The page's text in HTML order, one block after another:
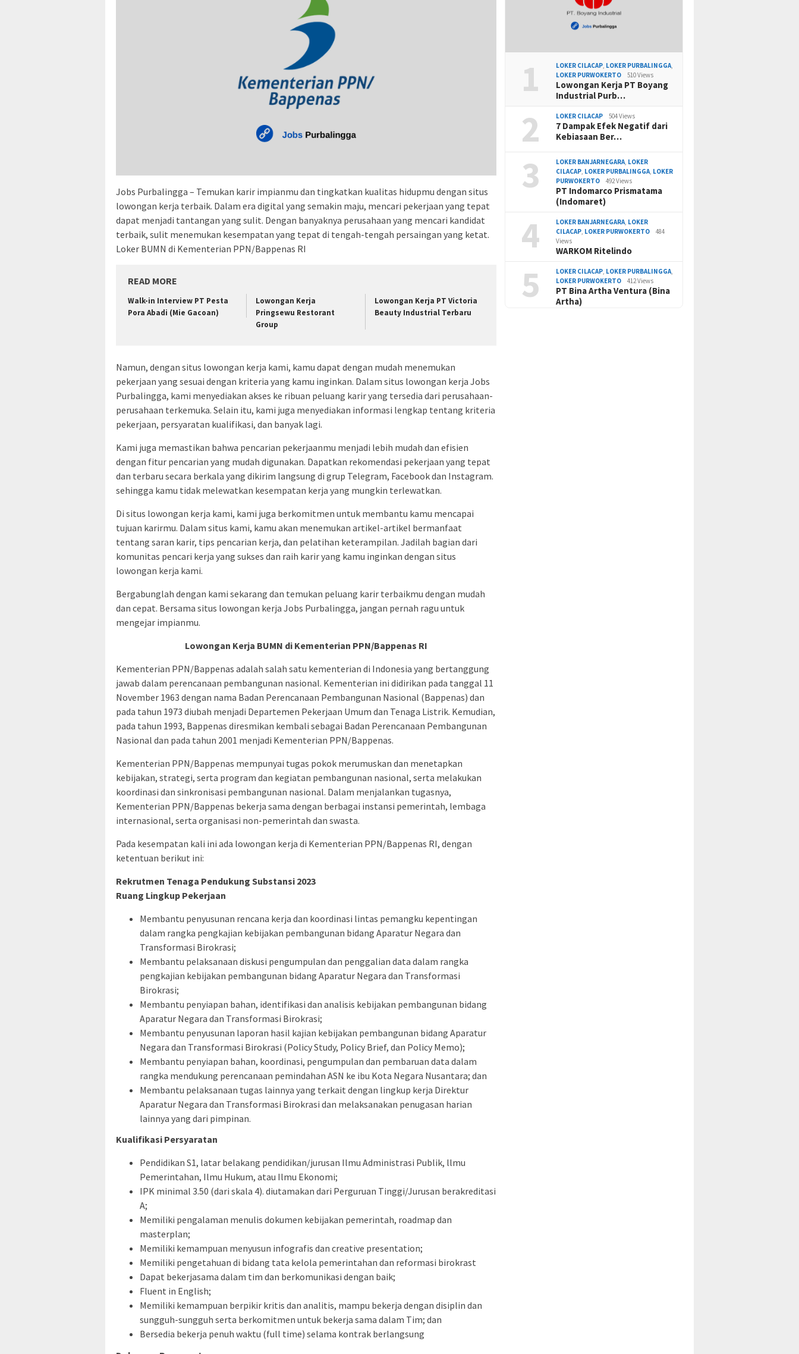
Jobs Purbalingga – Temukan karir impianmu dan tingkatkan kualitas hidupmu dengan situs
lowongan kerja terbaik. Dalam era digital yang semakin maju, mencari pekerjaan yang tepat
dapat menjadi tantangan yang sulit. Dengan banyaknya perusahaan yang mencari kandidat
terbaik, sulit menemukan kesempatan yang tepat di tengah-tengah persaingan yang ketat.
Loker BUMN di Kementerian PPN/Bappenas RI
READ MORE
Walk-in Interview PT Pesta
Pora Abadi (Mie Gacoan)
Lowongan Kerja
Pringsewu Restorant
Group
Lowongan Kerja PT Victoria
Beauty Industrial Terbaru
Namun, dengan situs lowongan kerja kami, kamu dapat dengan mudah menemukan
pekerjaan yang sesuai dengan kriteria yang kamu inginkan. Dalam situs lowongan kerja Jobs
Purbalingga, kami menyediakan akses ke ribuan peluang karir yang tersedia dari perusahaan-
perusahaan terkemuka. Selain itu, kami juga menyediakan informasi lengkap tentang kriteria
pekerjaan, persyaratan kualifikasi, dan banyak lagi.
Kami juga memastikan bahwa pencarian pekerjaanmu menjadi lebih mudah dan efisien
dengan fitur pencarian yang mudah digunakan. Dapatkan rekomendasi pekerjaan yang tepat
dan terbaru secara berkala yang dikirim langsung di grup Telegram, Facebook dan Instagram.
sehingga kamu tidak melewatkan kesempatan kerja yang mungkin terlewatkan.
Di situs lowongan kerja kami, kami juga berkomitmen untuk membantu kamu mencapai
tujuan karirmu. Dalam situs kami, kamu akan menemukan artikel-artikel bermanfaat
tentang saran karir, tips pencarian kerja, dan pelatihan keterampilan. Jadilah bagian dari
komunitas pencari kerja yang sukses dan raih karir yang kamu inginkan dengan situs
lowongan kerja kami.
Bergabunglah dengan kami sekarang dan temukan peluang karir terbaikmu dengan mudah
dan cepat. Bersama situs lowongan kerja Jobs Purbalingga, jangan pernah ragu untuk
mengejar impianmu.
Lowongan Kerja BUMN di Kementerian PPN/Bappenas RI
Kementerian PPN/Bappenas adalah salah satu kementerian di Indonesia yang bertanggung
jawab dalam perencanaan pembangunan nasional. Kementerian ini didirikan pada tanggal 11
November 1963 dengan nama Badan Perencanaan Pembangunan Nasional (Bappenas) dan
pada tahun 1973 diubah menjadi Departemen Pekerjaan Umum dan Tenaga Listrik. Kemudian,
pada tahun 1993, Bappenas diresmikan kembali sebagai Badan Perencanaan Pembangunan
Nasional dan pada tahun 2001 menjadi Kementerian PPN/Bappenas.
Kementerian PPN/Bappenas mempunyai tugas pokok merumuskan dan menetapkan
kebijakan, strategi, serta program dan kegiatan pembangunan nasional, serta melakukan
koordinasi dan sinkronisasi pembangunan nasional. Dalam menjalankan tugasnya,
Kementerian PPN/Bappenas bekerja sama dengan berbagai instansi pemerintah, lembaga
internasional, serta organisasi non-pemerintah dan swasta.
Pada kesempatan kali ini ada lowongan kerja di Kementerian PPN/Bappenas RI, dengan
ketentuan berikut ini:
Rekrutmen Tenaga Pendukung Substansi 2023
Ruang Lingkup Pekerjaan
Membantu penyusunan rencana kerja dan koordinasi lintas pemangku kepentingan
dalam rangka pengkajian kebijakan pembangunan bidang Aparatur Negara dan
Transformasi Birokrasi;
Membantu pelaksanaan diskusi pengumpulan dan penggalian data dalam rangka
pengkajian kebijakan pembangunan bidang Aparatur Negara dan Transformasi
Birokrasi;
Membantu penyiapan bahan, identifikasi dan analisis kebijakan pembangunan bidang
Aparatur Negara dan Transformasi Birokrasi;
Membantu penyusunan laporan hasil kajian kebijakan pembangunan bidang Aparatur
Negara dan Transformasi Birokrasi (Policy Study, Policy Brief, dan Policy Memo);
Membantu penyiapan bahan, koordinasi, pengumpulan dan pembaruan data dalam
rangka mendukung perencanaan pemindahan ASN ke ibu Kota Negara Nusantara; dan
Membantu pelaksanaan tugas lainnya yang terkait dengan lingkup kerja Direktur
Aparatur Negara dan Transformasi Birokrasi dan melaksanakan penugasan harian
lainnya yang dari pimpinan.
Kualifikasi Persyaratan
Pendidikan S1, latar belakang pendidikan/jurusan Ilmu Administrasi Publik, llmu
Pemerintahan, Ilmu Hukum, atau Ilmu Ekonomi;
IPK minimal 3.50 (dari skala 4). diutamakan dari Perguruan Tinggi/Jurusan berakreditasi
A;
Memiliki pengalaman menulis dokumen kebijakan pemerintah, roadmap dan
masterplan;
Memiliki kemampuan menyusun infografis dan creative presentation;
Memiliki pengetahuan di bidang tata kelola pemerintahan dan reformasi birokrast
Dapat bekerjasama dalam tim dan berkomunikasi dengan baik;
Fluent in English;
Memiliki kemampuan berpikir kritis dan analitis, mampu bekerja dengan disiplin dan
sungguh-sungguh serta berkomitmen untuk bekerja sama dalam Tim; dan
Bersedia bekerja penuh waktu (full time) selama kontrak berlangsung
1 LOKER CILACAP, LOKER PURBALINGGA,
LOKER PURWOKERTO
510 Views
Lowongan Kerja PT Boyang
Industrial Purb…
2 LOKER CILACAP 504 Views
7 Dampak Efek Negatif dari
Kebiasaan Ber…
3 LOKER BANJARNEGARA, LOKER
CILACAP, LOKER PURBALINGGA, LOKER
PURWOKERTO
492 Views
PT Indomarco Prismatama
(Indomaret)
4 LOKER BANJARNEGARA, LOKER
CILACAP, LOKER PURWOKERTO
484
Views
WARKOM Ritelindo
5 LOKER CILACAP, LOKER PURBALINGGA,
LOKER PURWOKERTO
412 Views
PT Bina Artha Ventura (Bina
Artha)